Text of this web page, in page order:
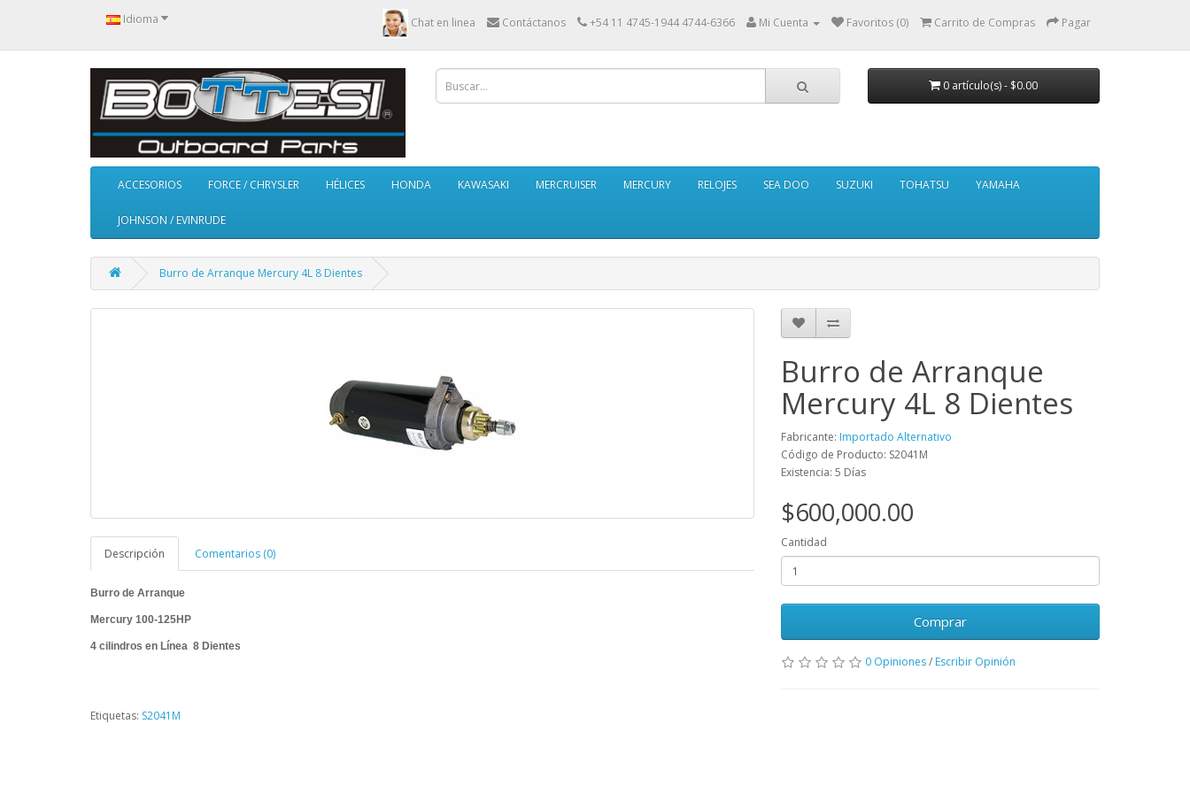
Idioma Chat en linea Contáctanos +54 11 4745-1944 4744-6366 Mi Cuenta Favoritos (0) Carrito de Compras Pagar
0 artículo(s) - $0.00
ACCESORIOS FORCE / CHRYSLER HÉLICES HONDA KAWASAKI MERCRUISER MERCURY RELOJES SEA DOO SUZUKI TOHATSU YAMAHA
JOHNSON / EVINRUDE
Burro de Arranque Mercury 4L 8 Dientes
Descripción Comentarios (0)
Burro de Arranque
Mercury 100-125HP
4 cilindros en Línea 8 Dientes
Burro de Arranque
Mercury 4L 8 Dientes
Fabricante: Importado Alternativo
Código de Producto: S2041M
Existencia: 5 Días
$600,000.00
Cantidad
Comprar
0 Opiniones/ Escribir Opinión
Etiquetas: S2041M